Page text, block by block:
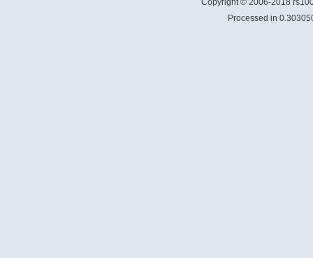
Copyright © 2006-2018
Processed in